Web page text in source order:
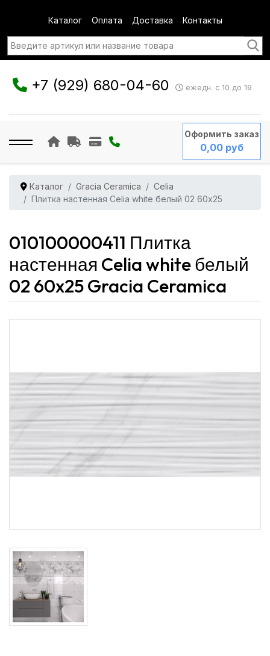
Каталог Оплата Доставка Контакты
+7 (929) 680-04-60 ежедн. с 10 до 19
Оформить заказ
0,00 руб
Каталог Gracia Ceramica
Celia
Плитка настенная Celia white белый 02 60x25
010100000411 Плитка
настенная Celia white белый
02 60x25 Gracia Ceramica